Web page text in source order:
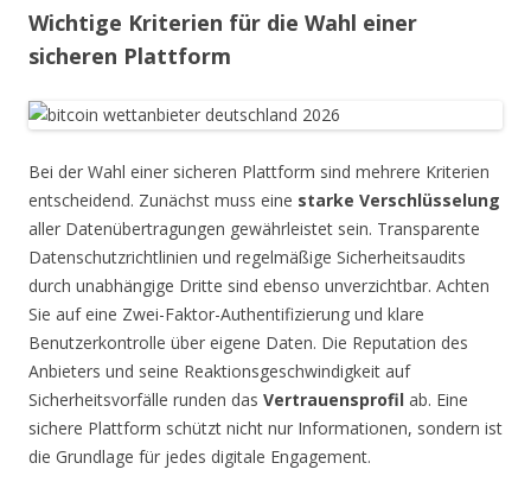
Wichtige Kriterien für die Wahl einer
sicheren Plattform
Bei der Wahl einer sicheren Plattform sind mehrere Kriterien
entscheidend. Zunächst muss eine starke Verschlüsselung
aller Datenübertragungen gewährleistet sein. Transparente
Datenschutzrichtlinien und regelmäßige Sicherheitsaudits
durch unabhängige Dritte sind ebenso unverzichtbar. Achten
Sie auf eine Zwei-Faktor-Authentifizierung und klare
Benutzerkontrolle über eigene Daten. Die Reputation des
Anbieters und seine Reaktionsgeschwindigkeit auf
Sicherheitsvorfälle runden das Vertrauensprofil ab. Eine
sichere Plattform schützt nicht nur Informationen, sondern ist
die Grundlage für jedes digitale Engagement.